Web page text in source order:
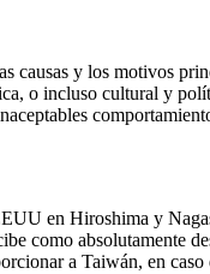
causas y los motivos
o incluso cultural y
en Hiroshima y
como absolutamente
a Taiwán, en